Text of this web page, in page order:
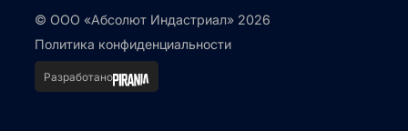
© ООО «Абсолют Индастриал» 2026
Политика конфиденциальности
Разработано